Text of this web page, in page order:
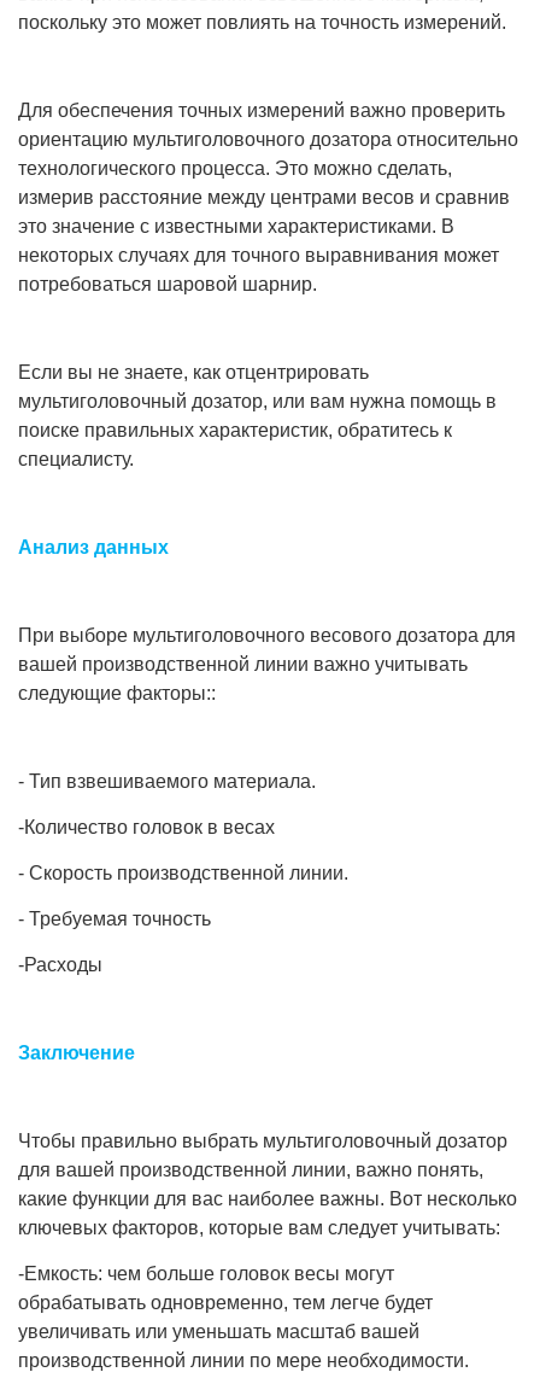
поскольку это может повлиять на точность измерений.
Для обеспечения точных измерений важно проверить
ориентацию мультиголовочного дозатора относительно
технологического процесса. Это можно сделать,
измерив расстояние между центрами весов и сравнив
это значение с известными характеристиками. В
некоторых случаях для точного выравнивания может
потребоваться шаровой шарнир.
Если вы не знаете, как отцентрировать
мультиголовочный дозатор, или вам нужна помощь в
поиске правильных характеристик, обратитесь к
специалисту.
Анализ данных
При выборе мультиголовочного весового дозатора для
вашей производственной линии важно учитывать
следующие факторы::
- Тип взвешиваемого материала.
-Количество головок в весах
- Скорость производственной линии.
- Требуемая точность
-Расходы
Заключение
Чтобы правильно выбрать мультиголовочный дозатор
для вашей производственной линии, важно понять,
какие функции для вас наиболее важны. Вот несколько
ключевых факторов, которые вам следует учитывать:
-Емкость: чем больше головок весы могут
обрабатывать одновременно, тем легче будет
увеличивать или уменьшать масштаб вашей
производственной линии по мере необходимости.